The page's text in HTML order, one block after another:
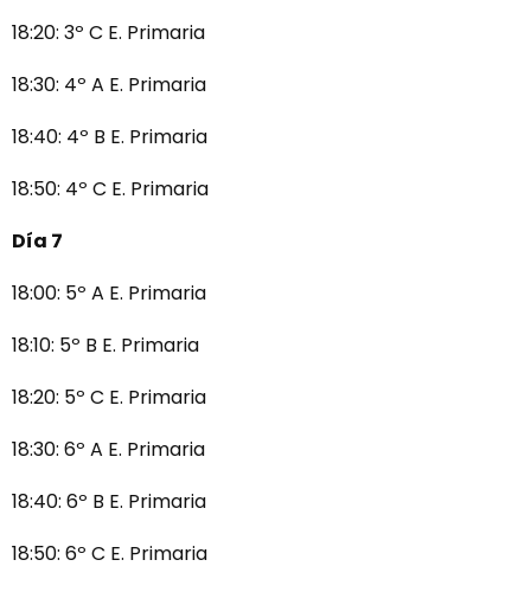
18:20: 3º C E. Primaria
18:30: 4º A E. Primaria
18:40: 4º B E. Primaria
18:50: 4º C E. Primaria
Día 7
18:00: 5º A E. Primaria
18:10: 5º B E. Primaria
18:20: 5º C E. Primaria
18:30: 6º A E. Primaria
18:40: 6º B E. Primaria
18:50: 6º C E. Primaria